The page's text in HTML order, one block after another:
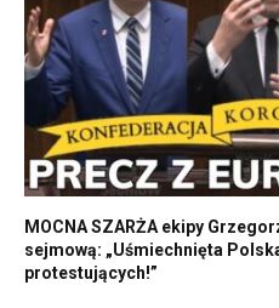
MOCNA SZARŻA ekipy
sejmową: „Uśmiechnięta
protestujących!”